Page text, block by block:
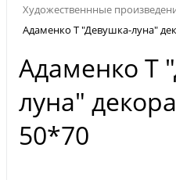
Художественнные
Адаменко Т "Девушка-луна"
Адаменко Т
луна"
50*70